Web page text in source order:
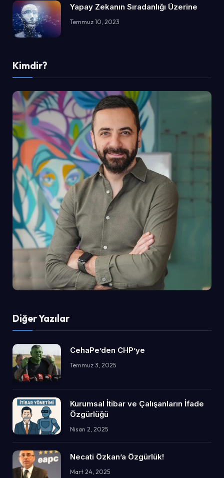
Yapay Zekanın Sıradanlığı Üzerine
Temmuz 10, 2023
Kimdir?
Diğer Yazılar
CehaPe’den CHP’ye
Temmuz 3, 2025
Kurumsal İtibar ve Çalışanların İfade
Özgürlüğü
Nisan 2, 2025
Necati Özkan’a Özgürlük!
Mart 24, 2025